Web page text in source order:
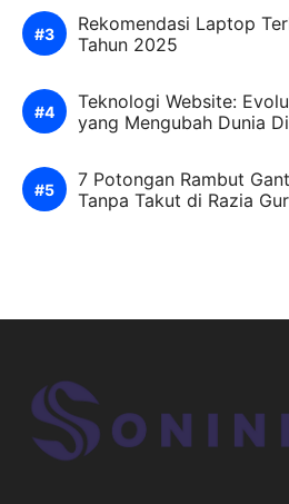
Rekomendasi Laptop
Tahun 2025
Teknologi Website:
yang Mengubah Dunia
7 Potongan Rambut
Tanpa Takut di Razia